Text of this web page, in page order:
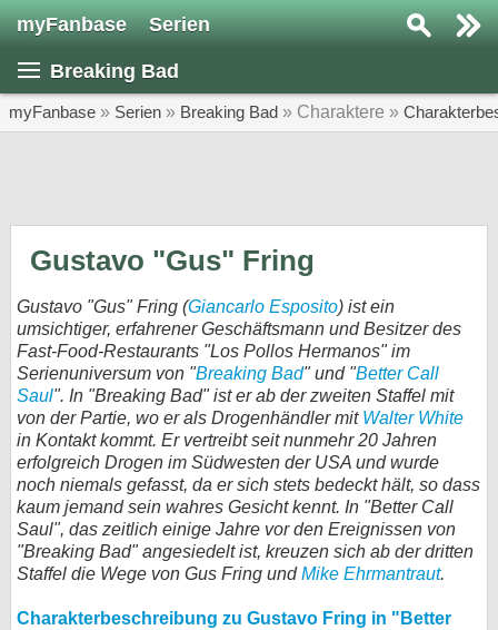
myFanbase Serien
Breaking Bad
myFanbase » Serien » Breaking Bad » Charaktere »
Gustavo "Gus" Fring
Gustavo "Gus" Fring (Giancarlo Esposito) ist ein
umsichtiger, erfahrener Geschäftsmann und Besitzer des
Fast-Food-Restaurants "Los Pollos Hermanos" im
Serienuniversum von "Breaking Bad" und "Better Call
Saul". In "Breaking Bad" ist er ab der zweiten Staffel mit
von der Partie, wo er als Drogenhändler mit Walter White
in Kontakt kommt. Er vertreibt seit nunmehr 20 Jahren
erfolgreich Drogen im Südwesten der USA und wurde
noch niemals gefasst, da er sich stets bedeckt hält, so dass
kaum jemand sein wahres Gesicht kennt. In "Better Call
Saul", das zeitlich einige Jahre vor den Ereignissen von
"Breaking Bad" angesiedelt ist, kreuzen sich ab der dritten
Staffel die Wege von Gus Fring undMike Ehrmantraut.
Charakterbeschreibung zu Gustavo Fring in "Better
SERIEN
KULTUR
Specials
SERVICE
Gewinnspiele
Forum
bei X
bei Facebook